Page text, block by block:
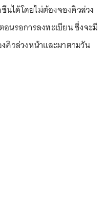
นได้โดยไม่ต้องจองคิวล่วง
นรอการลงทะเบียน ซึ่งจะมี
คิวล่วงหน้าและมาตามวัน